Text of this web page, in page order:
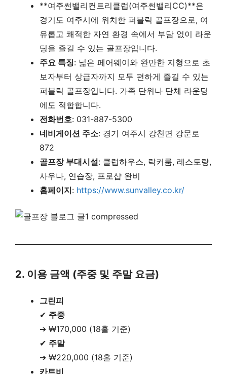
**여주썬밸리컨트리클럽(여주썬밸리CC)**은
경기도 여주시에 위치한 퍼블릭 골프장으로, 여
유롭고 쾌적한 자연 환경 속에서 부담 없이 라운
딩을 즐길 수 있는 골프장입니다.
주요 특징: 넓은 페어웨이와 완만한 지형으로 초
보자부터 상급자까지 모두 편하게 즐길 수 있는
퍼블릭 골프장입니다. 가족 단위나 단체 라운딩
에도 적합합니다.
전화번호: 031-887-5300
네비게이션 주소: 경기 여주시 강천면 강문로
872
골프장 부대시설: 클럽하우스, 락커룸, 레스토랑,
사우나, 연습장, 프로샵 완비
홈페이지: https://www.sunvalley.co.kr/
2. 이용 금액 (주중 및 주말 요금)
그린피
✔ 주중
➔ ₩170,000 (18홀 기준)
✔ 주말
➔ ₩220,000 (18홀 기준)
카트비